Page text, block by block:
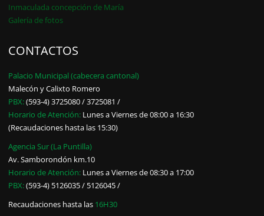
Inmaculada concepción de María
Galería de fotos
CONTACTOS
Palacio Municipal (cabecera cantonal)
Malecón y Calixto Romero
PBX:(593-4) 3725080 / 3725081 /
Horario de Atención: Lunes a Viernes de 08:00 a 16:30
(Recaudaciones hasta las 15:30)
Agencia Sur (La Puntilla)
Av. Samborondón km.10
Horario de Atención: Lunes a Viernes de 08:30 a 17:00
PBX:(593-4) 5126035 / 5126045 /
Recaudaciones hasta las 16H30